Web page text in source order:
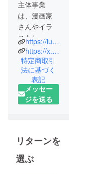
主体事業
は、漫画家
さんやイラ
ストレー
ターさんの
描き下ろし
イラストを
用いたオリ
ジナルグッ
ズを企画製
トレーディ
ングカード
ゲーム用の
https://lunlunmtg.base.ec
https://x.com/notonarilun2
特定商取引
法に基づく
表記
メッセー
ジを送る
リターンを
選ぶ